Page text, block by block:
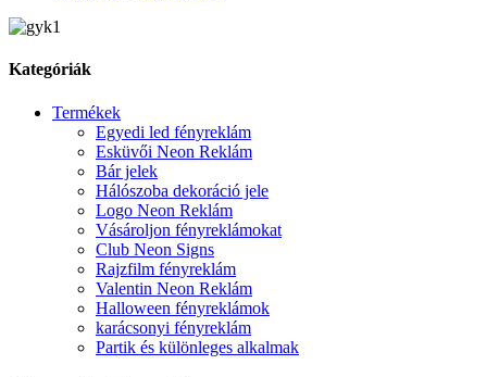
Kategóriák
Termékek
Egyedi led fényreklám
Esküvői Neon Reklám
Bár jelek
Hálószoba dekoráció jele
Logo Neon Reklám
Vásároljon fényreklámokat
Club Neon Signs
Rajzfilm fényreklám
Valentin Neon Reklám
Halloween fényreklámok
karácsonyi fényreklám
Partik és különleges alkalmak